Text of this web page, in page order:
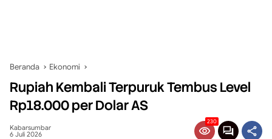
Beranda Ekonomi
Rupiah Kembali Terpuruk Tembus Level
Rp18.000 per Dolar AS
Kabarsumbar
6 Juli 2026
230